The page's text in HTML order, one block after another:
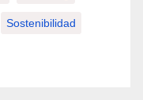
Sostenibilidad